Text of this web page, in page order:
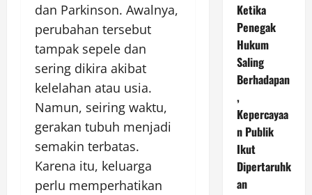
dan Parkinson. Awalnya,
perubahan tersebut
tampak sepele dan
sering dikira akibat
kelelahan atau usia.
Namun, seiring waktu,
gerakan tubuh menjadi
semakin terbatas.
Karena itu, keluarga
perlu memperhatikan
Ketika
Penegak
Hukum
Saling
Berhadapan
,
Kepercayaa
n Publik
Ikut
Dipertaruhk
an